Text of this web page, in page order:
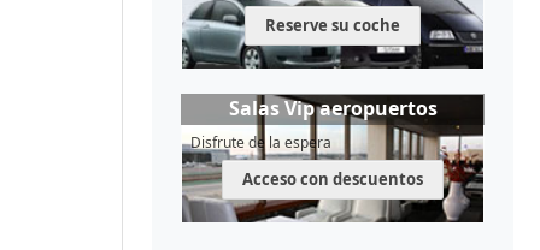
Reserve su coche
Salas Vip aeropuertos
Disfrute de la espera
Acceso con descuentos